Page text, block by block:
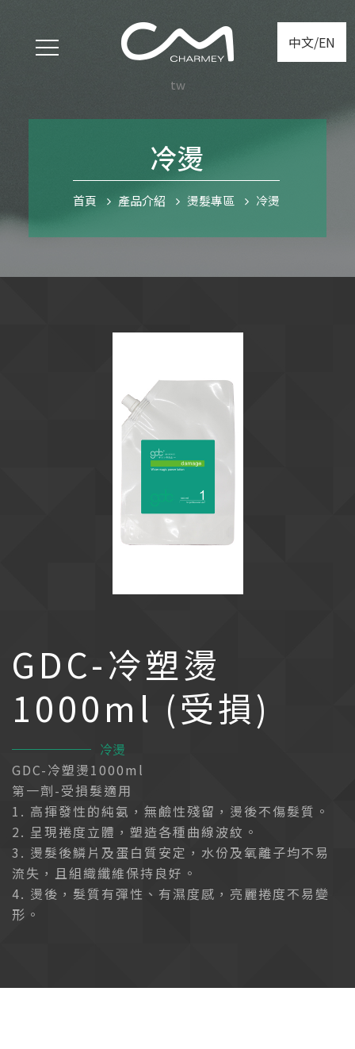
tw
中文/EN
冷燙
首頁 產品介紹 燙髮專區 冷燙
GDC-冷塑燙
1000ml (受損)
冷燙
GDC-冷塑燙1000ml
第一劑-受損髮適用
1. 高揮發性的純氨，無鹼性殘留，燙後不傷髮質。
2. 呈現捲度立體，塑造各種曲線波紋。
3. 燙髮後鱗片及蛋白質安定，水份及氧離子均不易
流失，且組織纖維保持良好。
4. 燙後，髮質有彈性、有濕度感，亮麗捲度不易變
形。